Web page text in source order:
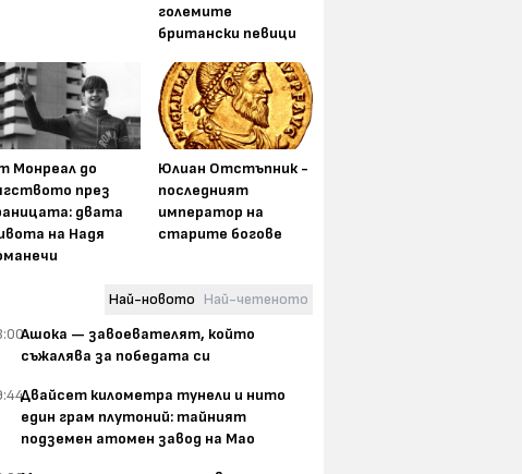
големите
британски певици
Монреал до
през
двата
на Надя
Юлиан Отстъпник -
последният
император на
старите богове
Най-новото Най-четеното
Ашока — завоевателят, който
съжалява за победата си
Двайсет километра тунели и нито
един грам плутоний: тайният
подземен атомен завод на Мао